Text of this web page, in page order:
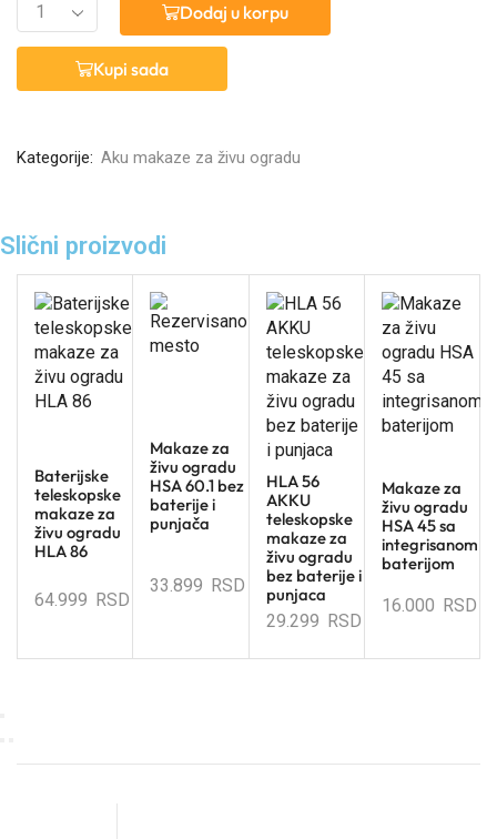
Dodaj u korpu
Kupi sada
Kategorije: Aku makaze za živu ogradu
Slični proizvodi
Baterijske
teleskopske
makaze za
živu ogradu
HLA 86
64.999 RSD
Makaze za
živu ogradu
HSA 60.1 bez
baterije i
punjača
33.899 RSD
HLA 56
AKKU
teleskopske
makaze za
živu ogradu
bez baterije i
punjaca
29.299 RSD
Makaze za
živu ogradu
HSA 45 sa
integrisanom
baterijom
16.000 RSD